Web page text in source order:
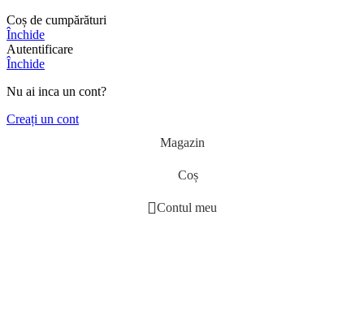
Coș de cumpărături
Închide
Autentificare
Închide
Nu ai inca un cont?
Creați un cont
Magazin
Coș
Contul meu